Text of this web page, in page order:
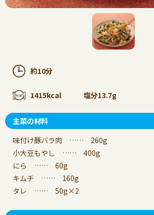
約10分
1415kcal 塩分13.7g
主菜の材料
味付け豚バラ肉 …… 260g
小大豆もやし …… 400g
にら …… 60g
キムチ …… 160g
タレ …… 50g×2